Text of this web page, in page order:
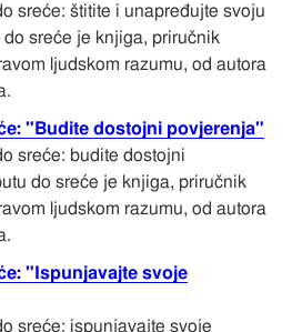
sreće: štitite i unapređujte svoju
sreće je knjiga, priručnik
ljudskom razumu, od autora
"Budite dostojni povjerenja"
sreće: budite dostojni
do sreće je knjiga, priručnik
ljudskom razumu, od autora
"Ispunjavajte svoje
sreće: ispunjavajte svoje